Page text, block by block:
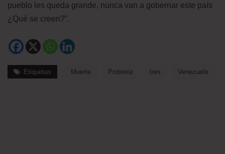
pueblo les queda grande, nunca van a gobernar este país
¿Qué se creen?”.
Etiquetas Muerte Protesta tres Venezuela